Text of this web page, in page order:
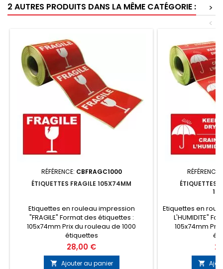
2 AUTRES PRODUITS DANS LA MÊME CATÉGORIE :
>
<
RÉFÉRENCE: CBFRAGC1000
ÉTIQUETTES FRAGILE 105X74MM
Etiquettes en rouleau impression
"FRAGILE" Format des étiquettes :
105x74mm Prix du rouleau de 1000
étiquettes
Prix
28,00 €
 Ajouter au panier
RÉFÉRENCE:
ÉTIQUETTES
Etiquettes en
L'HUMIDITE"
105x74mm
